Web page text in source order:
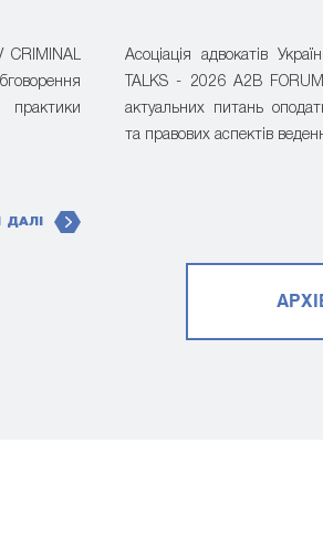
CRIMINAL
практики
Асоціація адвокатів
TALKS - 2026 A2B
актуальних питань
та правових аспектів